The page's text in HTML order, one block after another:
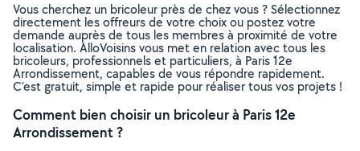
Vous cherchez un bricoleur près de chez vous ? Sélectionnez
directement les offreurs de votre choix ou postez votre
demande auprès de tous les membres à proximité de votre
localisation. AlloVoisins vous met en relation avec tous les
bricoleurs, professionnels et particuliers, à Paris 12e
Arrondissement, capables de vous répondre rapidement.
C’est gratuit, simple et rapide pour réaliser tous vos projets !
Comment bien choisir un bricoleur à Paris 12e
Arrondissement ?